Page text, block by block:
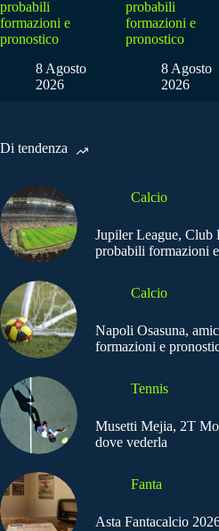
probabili
formazioni e
pronostico
8 Agosto
2026
probabili
formazioni e
pronostico
8 Agosto
2026
Di tendenza
Calcio
Jupiler League,
probabili formazioni
Calcio
Napoli Osasuna,
formazioni e
Tennis
Musetti Mejia, 2T
dove vederla
Fanta
Asta Fantacalcio